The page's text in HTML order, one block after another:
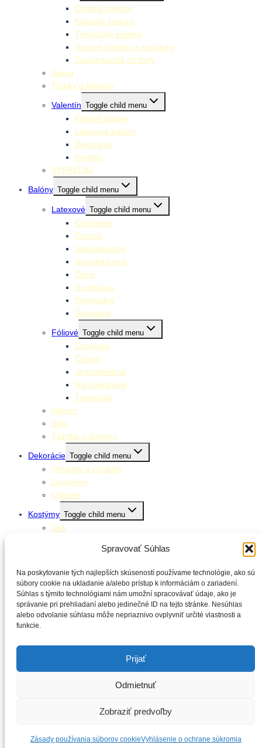
Spravovať Súhlas
Na poskytovanie tých najlepších skúseností používame technológie, ako sú
súbory cookie na ukladanie a/alebo prístup k informáciám o zariadení.
Súhlas s týmito technológiami nám umožní spracovávať údaje, ako je
správanie pri prehliadaní alebo jedinečné ID na tejto stránke. Nesúhlas
alebo odvolanie súhlasu môže nepriaznivo ovplyvniť určité vlastnosti a
funkcie.
Prijať
Odmietnuť
Zobraziť predvoľby
Zásady používania súborov cookieVyhlásenie o ochrane súkromia
Číselné sviecky
Klasické sviecky
Tématické sviecky
Tortové fontány a prskavky
Zapichovadlá do torty
Swing
Trúbky a fúkačky
Valentín Toggle child menu
Fóliové balóny
Latexové balóny
Dekorácie
Konfety
VÝPREDAJ
Balóny Toggle child menu
Latexové Toggle child menu
Chrómové
Číselné
Jednofarebné
Narodeninové
Obrie
S potlačou
Priehľadné
Špeciálne
Fóliové Toggle child menu
Chodiace
Číslice
Jednofarebné
Narodeninové
Tématické
Hélium
Sety
Ťažítka a doplnky
Dekorácie Toggle child menu
Girlandy a výzdoby
Lampióny
Ostatné
Kostýmy Toggle child menu
Deti
Doplnky ku kostýmom
Stolovanie Toggle child menu
Klobúčiky
Obrúsky
Obrusy